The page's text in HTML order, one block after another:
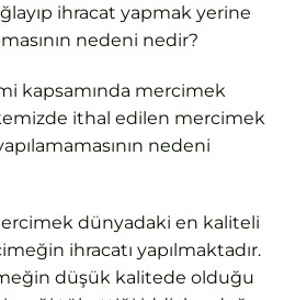
ihracat yapmak yerine
nedeni nedir?
kapsamında mercimek
ithal edilen mercimek
nedeni
dünyadaki en kaliteli
ihracatı yapılmaktadır.
düşük kalitede olduğu